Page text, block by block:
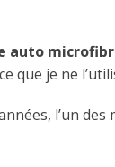
auto
que je ne
l’un des